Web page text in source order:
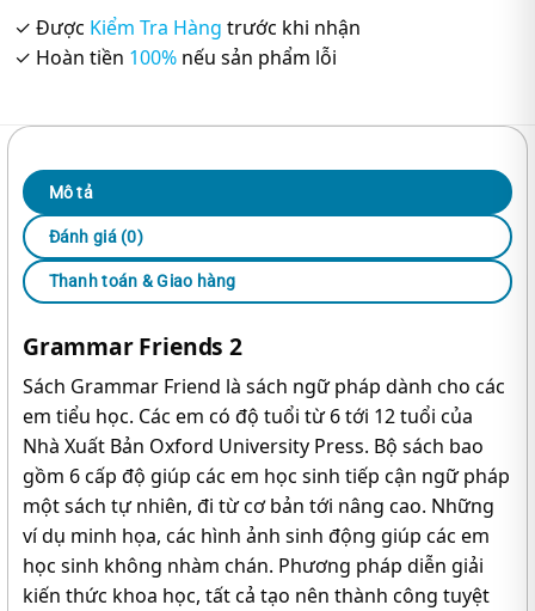
✓ Được Kiểm Tra Hàng trước khi nhận
✓ Hoàn tiền 100% nếu sản phẩm lỗi
Mô tả
Đánh giá (0)
Thanh toán & Giao hàng
Grammar Friends 2
Sách Grammar Friend là sách ngữ pháp dành cho các
em tiểu học. Các em có độ tuổi từ 6 tới 12 tuổi của
Nhà Xuất Bản Oxford University Press. Bộ sách bao
gồm 6 cấp độ giúp các em học sinh tiếp cận ngữ pháp
một sách tự nhiên, đi từ cơ bản tới nâng cao. Những
ví dụ minh họa, các hình ảnh sinh động giúp các em
học sinh không nhàm chán. Phương pháp diễn giải
kiến thức khoa học, tất cả tạo nên thành công tuyệt